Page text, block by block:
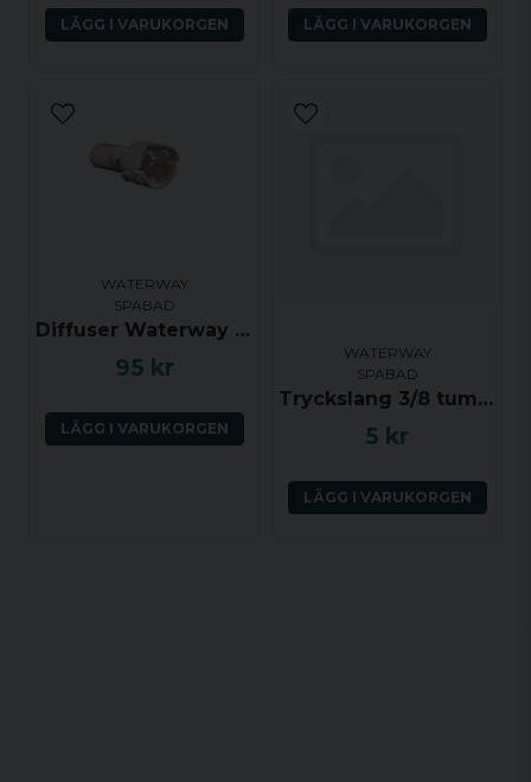
LÄGG I VARUKORGEN LÄGG I VARUKORGEN
WATERWAY
SPABAD
Diffuser Waterway Clusterstorm (klick)
95 kr
LÄGG I VARUKORGEN
WATERWAY
SPABAD
Tryckslang 3/8 tum (YD ca 14 mm, ID ca 9.5 mm) per dm
5 kr
LÄGG I VARUKORGEN